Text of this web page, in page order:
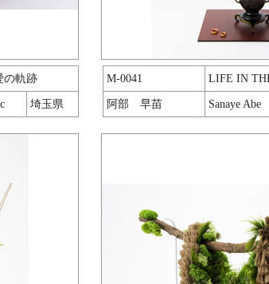
の軌跡
埼玉県
M-0041 LIFE IN
阿部 早苗 Sanaye Abe